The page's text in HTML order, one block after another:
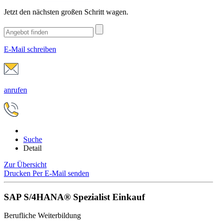
Jetzt den nächsten großen Schritt wagen.
E-Mail schreiben
anrufen
Suche
Detail
Zur Übersicht
Drucken Per E-Mail senden
SAP S/4HANA® Spezialist Einkauf
Berufliche Weiterbildung